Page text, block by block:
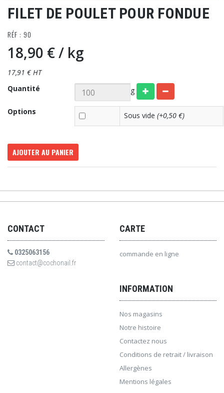
FILET DE POULET POUR FONDUE
RÉF : 90
18,90 €/ kg
17,91 € HT
Quantité
g
Options Sous vide (+0,50 €)
AJOUTER AU PANIER
CONTACT
0325063156
contact@cochonail.fr
CARTE
commande en ligne
INFORMATION
Nos magasins
Notre histoire
Contactez nous
Conditions de retrait / livraison
Allergènes
Mentions légales